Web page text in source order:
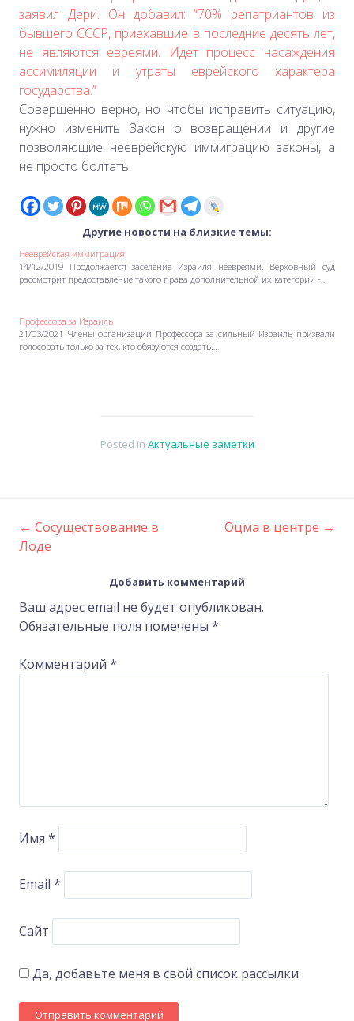
заявил Дери. Он добавил: “70% репатриантов из
бывшего СССР, приехавшие в последние десять лет,
не являются евреями. Идет процесс насаждения
ассимиляции и утраты еврейского характера
государства.”
Совершенно верно, но чтобы исправить ситуацию,
нужно изменить Закон о возвращении и другие
позволяющие нееврейскую иммиграцию законы, а
не просто болтать.
Другие новости на близкие темы:
Нееврейская иммиграция
14/12/2019 Продолжается заселение Израиля неевреями. Верховный суд
рассмотрит предоставление такого права дополнительной их категории -…
Профессора за Израиль
21/03/2021 Члены организации Профессора за сильный Израиль призвали
голосовать только за тех, кто обязуются создать…
Posted in Актуальные заметки
Post
navigation
← Сосуществование в
Лоде
Оцма в центре →
Добавить комментарий
Ваш адрес email не будет опубликован.
Обязательные поля помечены *
Комментарий *
Имя *
Email *
Сайт
Да, добавьте меня в свой список рассылки